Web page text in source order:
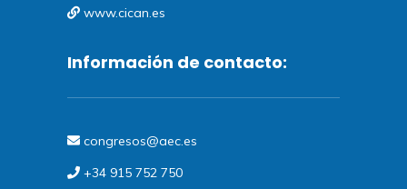
www.cican.es
Información de contacto:
congresos@aec.es
+34 915 752 750